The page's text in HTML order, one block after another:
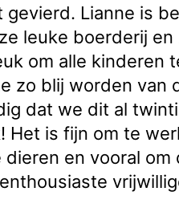
Lianne is
leuke boerderij en
om alle kinderen
zo blij worden van
dat we dit al
Het is fijn om te
en vooral om